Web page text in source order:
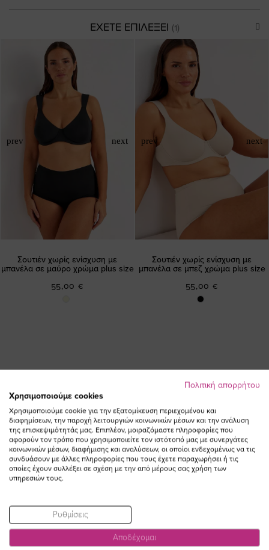
ΕΧΕΤΕ ΕΠΙΛΕΞΕΙ
Σουτιέν χωρίς ενίσχυση με
μπανέλα σε μαύρο χρώμα plus size
55,00 €
Σουτιέν χωρίς ενίσχυση με
μπανέλα σε μπεζ χρώμα plus size
55,00 €
ΕΓΓΡΑΦΕΙΤΕ ΣΤΟ NEWSLETTER
Email
ΕΓΓΡΑΦΗ
Συμφωνώ με τουςΌρους Χρήσης
Πολιτική απορρήτου
Χρησιμοποιούμε cookies
Χρησιμοποιούμε cookie για την εξατομίκευση περιεχομένου και
διαφημίσεων, την παροχή λειτουργιών κοινωνικών μέσων και την ανάλυση
της επισκεψιμότητάς μας. Επιπλέον, μοιραζόμαστε πληροφορίες που
αφορούν τον τρόπο που χρησιμοποιείτε τον ιστότοπό μας με συνεργάτες
κοινωνικών μέσων, διαφήμισης και αναλύσεων, οι οποίοι ενδεχομένως να τις
συνδυάσουν με άλλες πληροφορίες που τους έχετε παραχωρήσει ή τις
οποίες έχουν συλλέξει σε σχέση με την από μέρους σας χρήση των
υπηρεσιών τους.
Ρυθμίσεις
Αποδέχομαι